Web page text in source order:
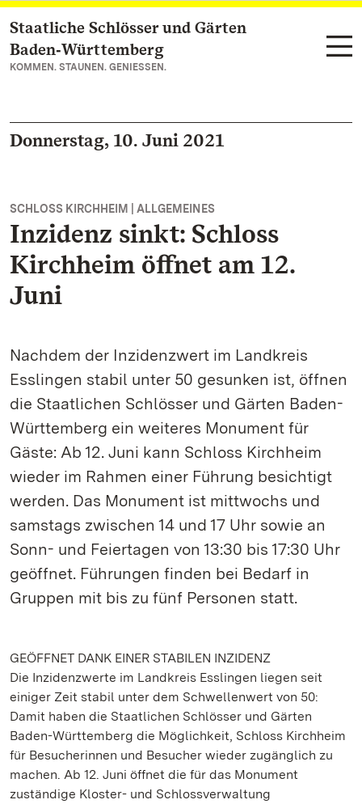
Zum Hauptinhalt springen
Staatliche Schlösser und Gärten
Baden‑Württemberg
KOMMEN. STAUNEN. GENIESSEN.
Donnerstag, 10. Juni 2021
SCHLOSS KIRCHHEIM | ALLGEMEINES
Inzidenz sinkt: Schloss
Kirchheim öffnet am 12.
Juni
Nachdem der Inzidenzwert im Landkreis
Esslingen stabil unter 50 gesunken ist, öffnen
die Staatlichen Schlösser und Gärten Baden-
Württemberg ein weiteres Monument für
Gäste: Ab 12. Juni kann Schloss Kirchheim
wieder im Rahmen einer Führung besichtigt
werden. Das Monument ist mittwochs und
samstags zwischen 14 und 17 Uhr sowie an
Sonn- und Feiertagen von 13:30 bis 17:30 Uhr
geöffnet. Führungen finden bei Bedarf in
Gruppen mit bis zu fünf Personen statt.
GEÖFFNET DANK EINER STABILEN INZIDENZ
Die Inzidenzwerte im Landkreis Esslingen liegen seit
einiger Zeit stabil unter dem Schwellenwert von 50:
Damit haben die Staatlichen Schlösser und Gärten
Baden-Württemberg die Möglichkeit, Schloss Kirchheim
für Besucherinnen und Besucher wieder zugänglich zu
machen. Ab 12. Juni öffnet die für das Monument
zuständige Kloster- und Schlossverwaltung